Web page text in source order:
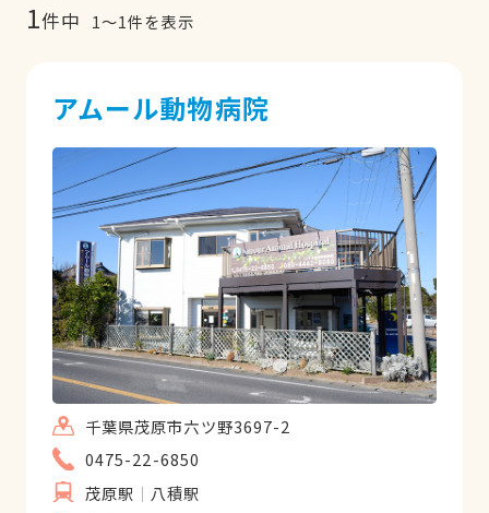
1件中 1〜1件を表示
アムール動物病院
千葉県茂原市六ツ野3697-2
0475-22-6850
茂原駅
八積駅